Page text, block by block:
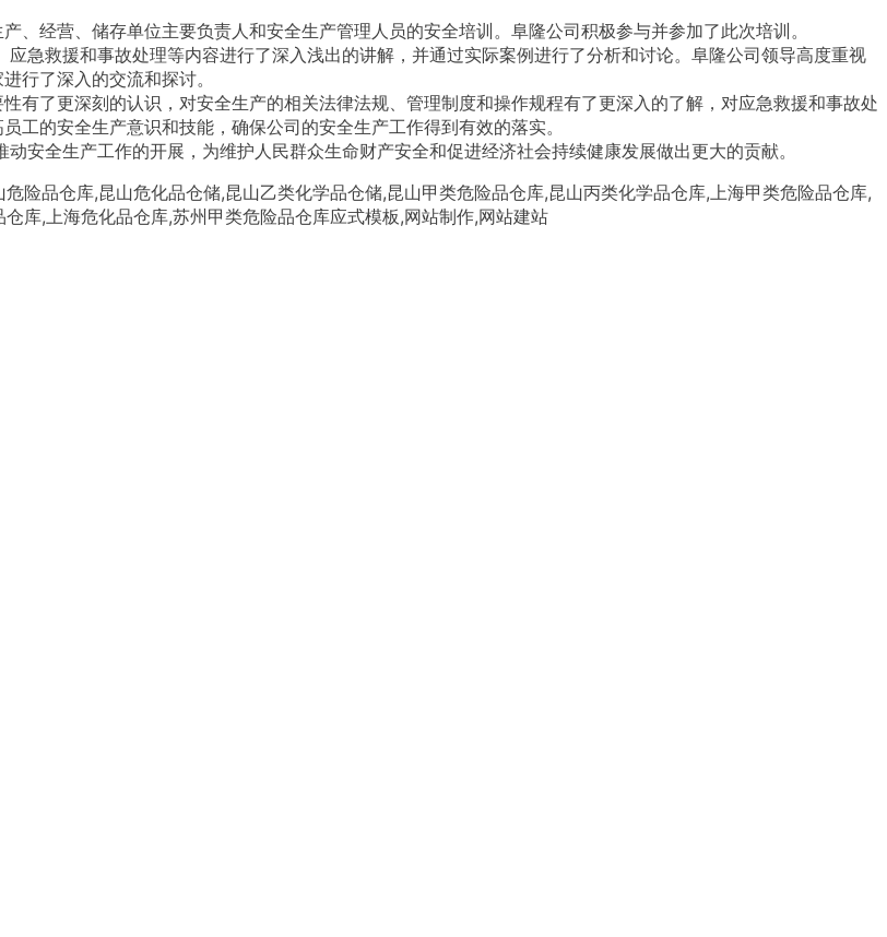
行了深入的交流和探讨。
有了更深刻的认识，对安全生产的相关法律法规、管理制度和操作规程有了更深入的了解，对应急救援和事故处
的安全生产意识和技能，确保公司的安全生产工作得到有效的落实。
安全生产工作的开展，为维护人民群众生命财产安全和促进经济社会持续健康发展做出更大的贡献。